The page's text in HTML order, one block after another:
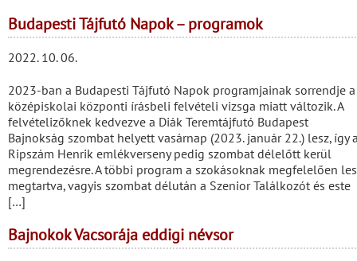
Budapesti Tájfutó Napok – programok
2022. 10. 06.
2023-ban a Budapesti Tájfutó Napok programjainak sorrendje a
középiskolai központi írásbeli felvételi vizsga miatt változik. A
felvételizőknek kedvezve a Diák Teremtájfutó Budapest
Bajnokság szombat helyett vasárnap (2023. január 22.) lesz, így
Ripszám Henrik emlékverseny pedig szombat délelőtt kerül
megrendezésre. A többi program a szokásoknak megfelelően
megtartva, vagyis szombat délután a Szenior Találkozót és este
[…]
Bajnokok Vacsorája eddigi névsor